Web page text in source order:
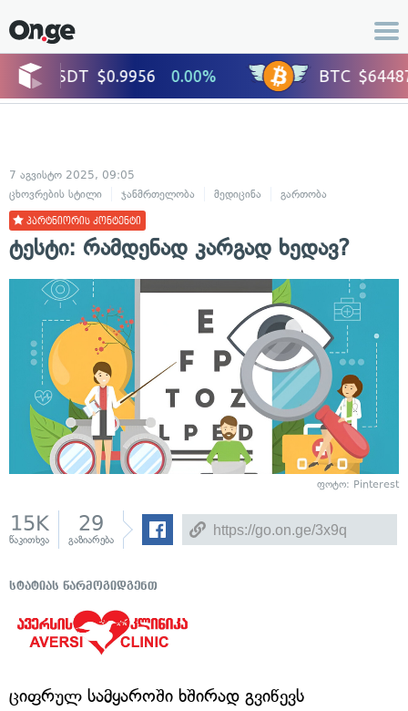
7 აგვისტო 2025, 09:05
ცხოვრების სტილი
ჯანმრთელობა მედიცინა გართობა
პარტნიორის კონტენტი
ტესტი: რამდენად კარგად ხედავ?
ფოტო: Pinterest
15K
წაკითხვა
29
გაზიარება
სტატიას წარმოგიდგენთ
ციფრულ სამყაროში ხშირად გვიწევს